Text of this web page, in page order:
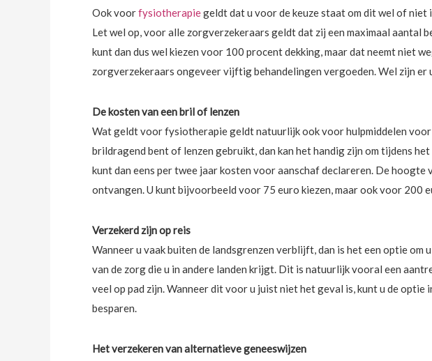
Ook voorfysiotherapiegeldt dat u voor de keuze staat om dit wel of
Let wel op, voor alle zorgverzekeraars geldt dat zij een maximaal aantal
kunt dan dus wel kiezen voor 100 procent dekking, maar dat neemt niet
zorgverzekeraars ongeveer vijftig behandelingen vergoeden. Wel zijn er
De kosten van een bril of lenzen
Wat geldt voor fysiotherapie geldt natuurlijk ook voor hulpmiddelen
brildragend bent of lenzen gebruikt, dan kan het handig zijn om tijdens
kunt dan eens per twee jaar kosten voor aanschaf declareren. De
ontvangen. U kunt bijvoorbeeld voor 75 euro kiezen, maar ook voor 200
Verzekerd zijn op reis
Wanneer u vaak buiten de landsgrenzen verblijft, dan is het een optie
van de zorg die u in andere landen krijgt. Dit is natuurlijk vooral een
veel op pad zijn. Wanneer dit voor u juist niet het geval is, kunt u de
besparen.
Het verzekeren van alternatieve geneeswijzen